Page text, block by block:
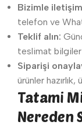
Bizimle
telefon ve
Teklif alın:
teslimat
Siparişi
ürünler
Tatami
Nereden